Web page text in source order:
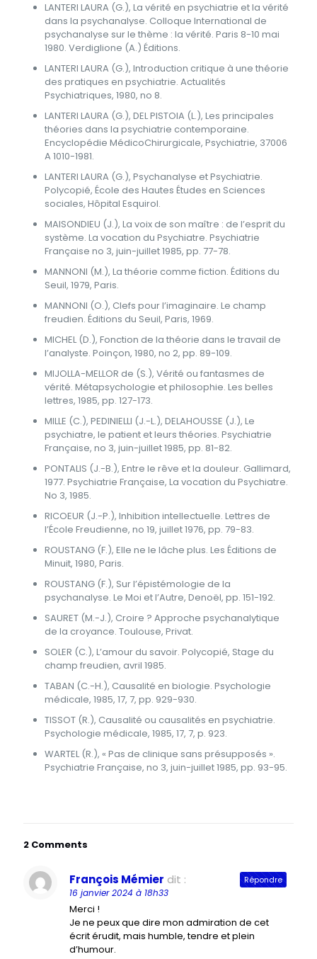
LANTERI LAURA (G.), La vérité en psychiatrie et la vérité
dans la psychanalyse. Colloque International de
psychanalyse sur le thème : la vérité. Paris 8-10 mai
1980. Verdiglione (A.) Éditions.
LANTERI LAURA (G.), Introduction critique à une théorie
des pratiques en psychiatrie. Actualités
Psychiatriques, 1980, no 8.
LANTERI LAURA (G.), DEL PISTOIA (L.), Les principales
théories dans la psychiatrie contemporaine.
Encyclopédie MédicoChirurgicale, Psychiatrie, 37006
A 1010-1981.
LANTERI LAURA (G.), Psychanalyse et Psychiatrie.
Polycopié, École des Hautes Études en Sciences
sociales, Hôpital Esquirol.
MAISONDIEU (J.), La voix de son maître : de l’esprit du
système. La vocation du Psychiatre. Psychiatrie
Française no 3, juin-juillet 1985, pp. 77-78.
MANNONI (M.), La théorie comme fiction. Éditions du
Seuil, 1979, Paris.
MANNONI (O.), Clefs pour l’imaginaire. Le champ
freudien. Éditions du Seuil, Paris, 1969.
MICHEL (D.), Fonction de la théorie dans le travail de
l’analyste. Poinçon, 1980, no 2, pp. 89-109.
MIJOLLA-MELLOR de (S.), Vérité ou fantasmes de
vérité. Métapsychologie et philosophie. Les belles
lettres, 1985, pp. 127-173.
MILLE (C.), PEDINIELLI (J.-L.), DELAHOUSSE (J.), Le
psychiatre, le patient et leurs théories. Psychiatrie
Française, no 3, juin-juillet 1985, pp. 81-82.
PONTALIS (J.-B.), Entre le rêve et la douleur. Gallimard,
1977. Psychiatrie Française, La vocation du Psychiatre.
No 3, 1985.
RICOEUR (J.-P.), Inhibition intellectuelle. Lettres de
l’École Freudienne, no 19, juillet 1976, pp. 79-83.
ROUSTANG (F.), Elle ne le lâche plus. Les Éditions de
Minuit, 1980, Paris.
ROUSTANG (F.), Sur l’épistémologie de la
psychanalyse. Le Moi et l’Autre, Denoël, pp. 151-192.
SAURET (M.-J.), Croire ? Approche psychanalytique
de la croyance. Toulouse, Privat.
SOLER (C.), L’amour du savoir. Polycopié, Stage du
champ freudien, avril 1985.
TABAN (C.-H.), Causalité en biologie. Psychologie
médicale, 1985, 17, 7, pp. 929-930.
TISSOT (R.), Causalité ou causalités en psychiatrie.
Psychologie médicale, 1985, 17, 7, p. 923.
WARTEL (R.), « Pas de clinique sans présupposés ».
Psychiatrie Française, no 3, juin-juillet 1985, pp. 93-95.
2 Comments
François Mémier dit :
16 janvier 2024 à 18h33
Merci !
Je ne peux que dire mon admiration de cet
écrit érudit, mais humble, tendre et plein
d’humour.
Répondre